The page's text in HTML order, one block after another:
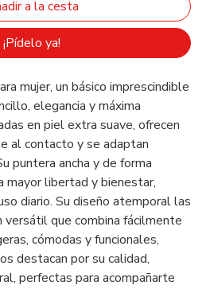
¡Pídelo ya!
mujer, un básico imprescindible
elegancia y máxima
en piel extra suave, ofrecen
al contacto y se adaptan
puntera ancha y de forma
mayor libertad y bienestar,
diario. Su diseño atemporal las
versátil que combina fácilmente
cómodas y funcionales,
destacan por su calidad,
perfectas para acompañarte